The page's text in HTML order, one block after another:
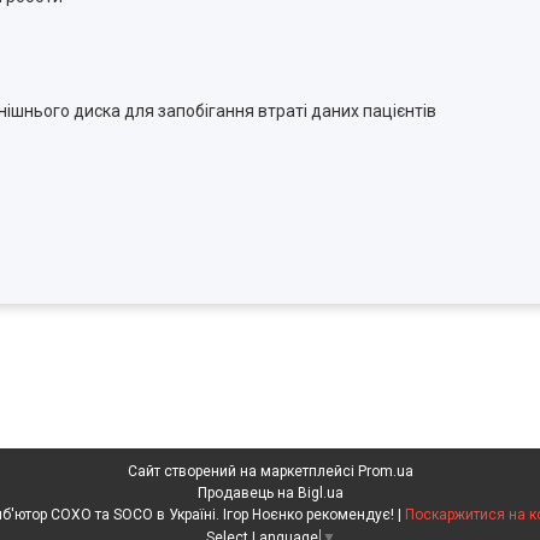
диска для запобігання втраті даних пацієнтів
Сайт створений на маркетплейсі Prom.ua
Продавець на Bigl.ua
Поскаржитися на